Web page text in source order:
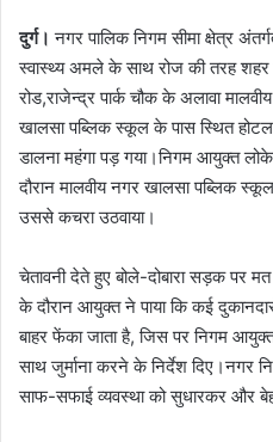
दुर्ग। नगर पालिक निगम सीमा क्षेत्र
स्वास्थ्य अमले के साथ रोज की तरह
रोड,राजेन्द्र पार्क चौक के अलावा
खालसा पब्लिक स्कूल के पास स्थित
डालना महंगा पड़ गया।निगम आयुक्त
दौरान मालवीय नगर खालसा पब्लिक
उससे कचरा उठवाया।
चेतावनी देते हुए बोले-दोबारा सड़क पर
के दौरान आयुक्त ने पाया कि कई
बाहर फेंका जाता है, जिस पर निगम
साथ जुर्माना करने के निर्देश दिए।नगर
साफ-सफाई व्यवस्था को सुधारकर और